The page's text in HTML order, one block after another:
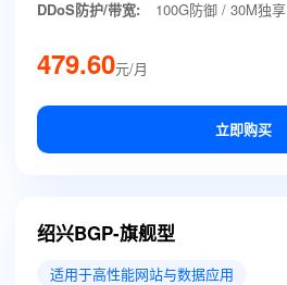
DDoS防护/带宽:
100G防御 / 30M独享
479.60元/月
立即购买
绍兴BGP-旗舰型
适用于高性能网站与数据应用